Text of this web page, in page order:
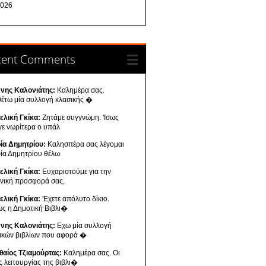
Comments
Καλονιάτης: Καλημέρα σας.
μία συλλογή κλασικής �
Γκίκα: Ζητάμε συγγνώμη. 'Ισως
νωρίτερα ο υπάλ
Δημητρίου: Καλησπέρα σας λέγομαι
Δημητρίου θέλω
Γκίκα: Ευχαριστούμε για την
προσφορά σας,
Γκίκα: 'Εχετε απόλυτο δίκιο.
η Δημοτική Βιβλι�
Καλονιάτης: Εχω μία συλλογή
βιβλίων που αφορά �
Τζιαμούρτας: Καλημέρα σας. Οι
λειτουργίας της βιβλι�